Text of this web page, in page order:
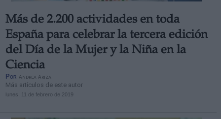
Más de 2.200 actividades en toda
España para celebrar la tercera edición
del Día de la Mujer y la Niña en la
Ciencia
Por Andrea Ariza
Más artículos de este autor
lunes, 11 de febrero de 2019